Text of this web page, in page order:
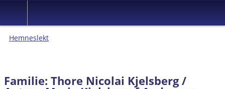
Hemneslekt
Familie: Thore Nicolai Kjelsberg /